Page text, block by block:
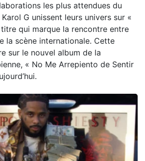
les plus attendues du
G unissent leurs univers sur «
qui marque la rencontre entre
la scène internationale. Cette
sur le nouvel album de la
« No Me Arrepiento de Sentir